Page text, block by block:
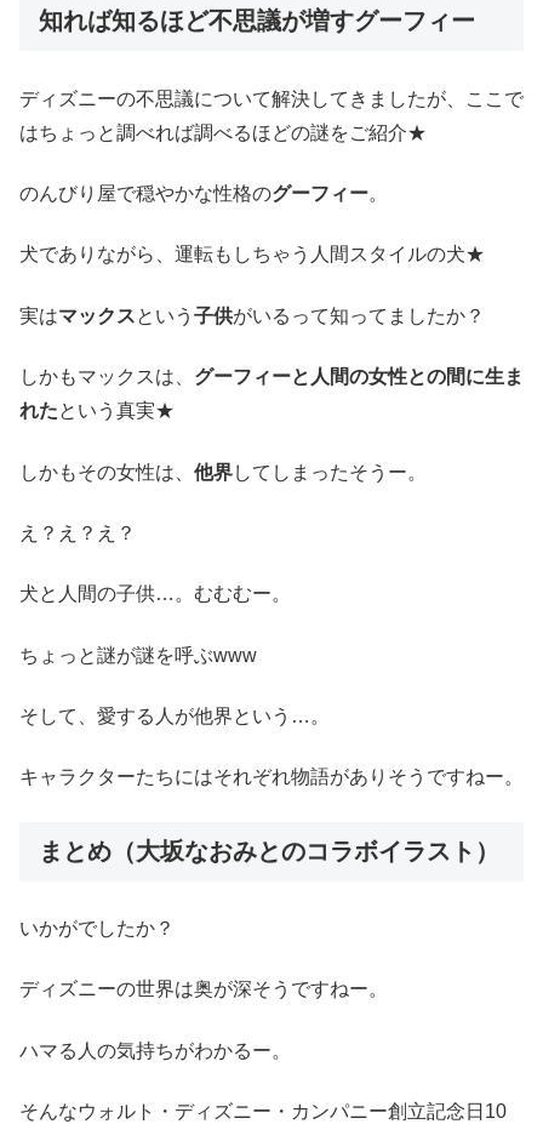
知れば知るほど不思議が増すグーフィー
ディズニーの不思議について解決してきましたが、ここで
はちょっと調べれば調べるほどの謎をご紹介★
のんびり屋で穏やかな性格のグーフィー。
犬でありながら、運転もしちゃう人間スタイルの犬★
実はマックスという 子供がいるって知ってましたか？
しかもマックスは、 グーフィーと人間の女性との間に生ま
れたという真実★
しかもその女性は、 他界してしまったそうー。
え？え？え？
犬と人間の子供…。むむむー。
ちょっと謎が謎を呼ぶwww
そして、愛する人が他界という…。
キャラクターたちにはそれぞれ物語がありそうですねー。
まとめ（大坂なおみとのコラボイラスト）
いかがでしたか？
ディズニーの世界は奥が深そうですねー。
ハマる人の気持ちがわかるー。
そんなウォルト・ディズニー・カンパニー創立記念日10